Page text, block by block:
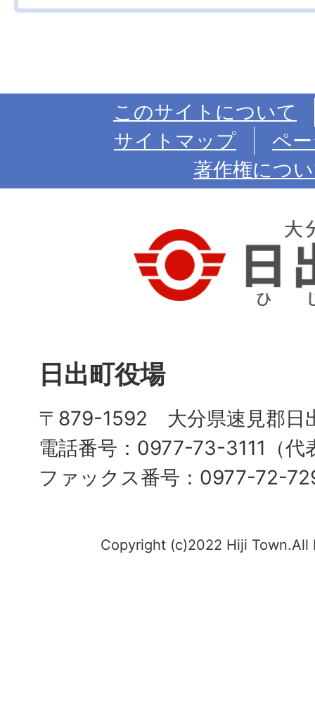
このサイトについて
サイトマップ
ペ
著作権につ
日出町役場
〒879-1592 大分県速見郡日
電話番号：0977-73-3111（代
ファックス番号：0977-72-
Copyright (c)2022 Hiji Town.All